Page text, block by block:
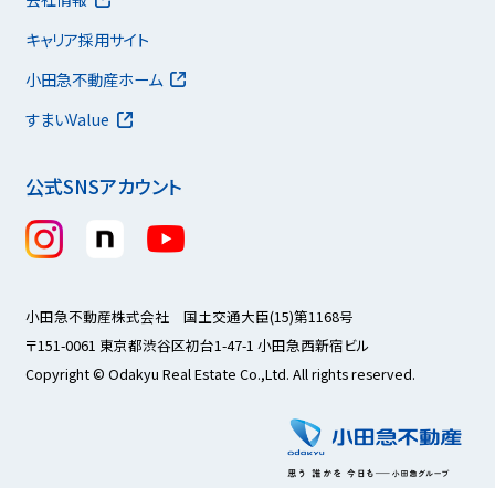
公式SNSアカウント
キャリア採用サイト
小田急不動産ホーム
すまいValue
小田急不動産株式会社 国土交通大臣(15)第1168号
〒151-0061 東京都渋谷区初台1-47-1 小田急西新宿ビル
Copyright © Odakyu Real Estate Co.,Ltd. All rights reserved.